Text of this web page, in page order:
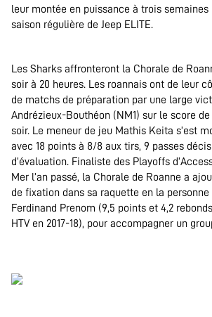
leur montée en puissance à trois semaines
saison régulière de Jeep ELITE.
Les Sharks affronteront la Chorale de
soir à 20 heures. Les roannais ont de leur
de matchs de préparation par une large
Andrézieux-Bouthéon (NM1) sur le score
soir. Le meneur de jeu Mathis Keita s’est
avec 18 points à 8/8 aux tirs, 9 passes
d’évaluation. Finaliste des Playoffs
Mer l’an passé, la Chorale de Roanne a
de fixation dans sa raquette en la personne
Ferdinand Prenom (9,5 points et 4,2
HTV en 2017-18), pour accompagner un